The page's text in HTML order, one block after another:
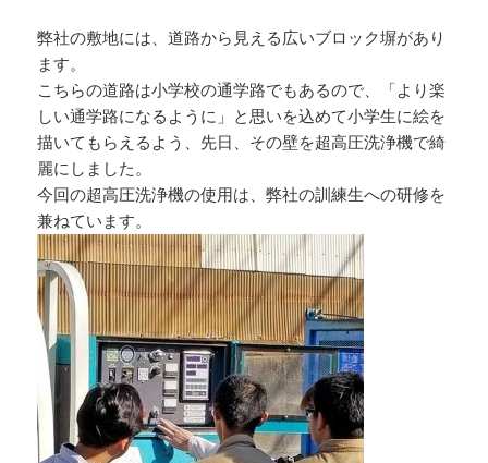
弊社の敷地には、道路から見える広いブロック塀があり
ます。
こちらの道路は小学校の通学路でもあるので、「より楽
しい通学路になるように」と思いを込めて小学生に絵を
描いてもらえるよう、先日、その壁を超高圧洗浄機で綺
麗にしました。
今回の超高圧洗浄機の使用は、弊社の訓練生への研修を
兼ねています。